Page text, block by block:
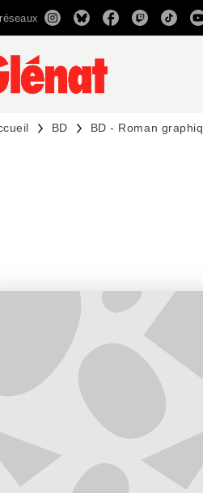
RECHERCHE
BD BD - Roman